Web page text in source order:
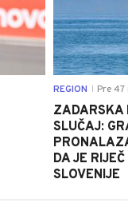
REGION Pre 47
ZADARSKA
SLUČAJ:
DA JE RIJEČ
SLOVENIJE